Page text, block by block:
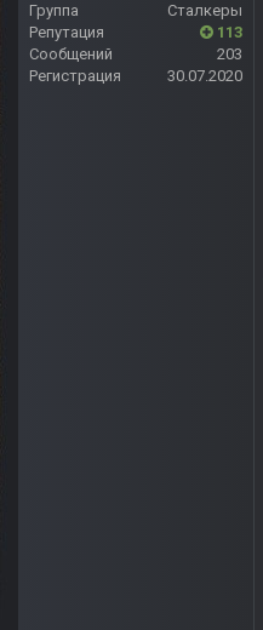
Группа
Сталкеры
Репутация
113
Сообщений
203
Регистрация
30.07.2020